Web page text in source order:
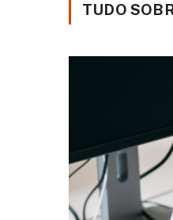
TUDO